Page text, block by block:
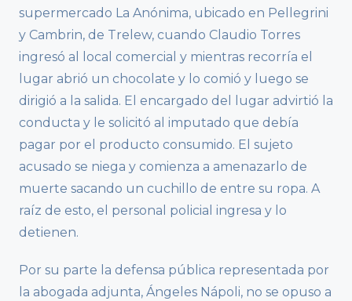
supermercado La Anónima, ubicado en Pellegrini
y Cambrin, de Trelew, cuando Claudio Torres
ingresó al local comercial y mientras recorría el
lugar abrió un chocolate y lo comió y luego se
dirigió a la salida. El encargado del lugar advirtió la
conducta y le solicitó al imputado que debía
pagar por el producto consumido. El sujeto
acusado se niega y comienza a amenazarlo de
muerte sacando un cuchillo de entre su ropa. A
raíz de esto, el personal policial ingresa y lo
detienen.
Por su parte la defensa pública representada por
la abogada adjunta, Ángeles Nápoli, no se opuso a